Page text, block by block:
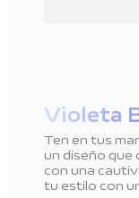
Violeta
Ten en tus
un diseño
con una
tu estilo con